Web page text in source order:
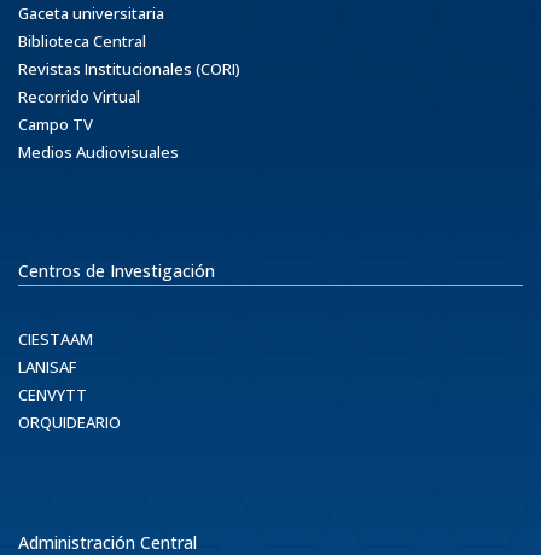
Gaceta universitaria
Biblioteca Central
Revistas Institucionales (CORI)
Recorrido Virtual
Campo TV
Medios Audiovisuales
Centros de Investigación
CIESTAAM
LANISAF
CENVYTT
ORQUIDEARIO
Administración Central